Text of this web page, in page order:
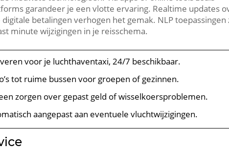
garandeer je een vlotte ervaring. Realtime updates
betalingen verhogen het gemak. NLP
minute wijzigingen in je reisschema.
voor je luchthaventaxi, 24/7 beschikbaar.
tot ruime bussen voor groepen of gezinnen.
zorgen over gepast geld of wisselkoersproblemen.
aangepast aan eventuele vluchtwijzigingen.